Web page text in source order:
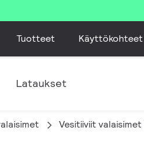
Tuotteet Käyttökohteet
Lataukset
Vesitiiviit